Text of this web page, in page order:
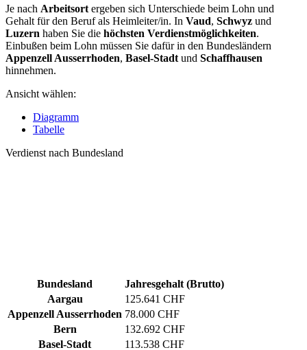
Je nach Arbeitsort ergeben sich Unterschiede beim Lohn und
Gehalt für den Beruf als Heimleiter/in. In Vaud, Schwyz und
Luzern haben Sie die höchsten Verdienstmöglichkeiten.
Einbußen beim Lohn müssen Sie dafür in den Bundesländern
Appenzell Ausserrhoden, Basel-Stadt und Schaffhausen
hinnehmen.
Ansicht wählen:
Diagramm
Tabelle
Verdienst nach Bundesland
Bundesland
Jahresgehalt (Brutto)
Aargau
125.641 CHF
Appenzell Ausserrhoden 78.000 CHF
Bern
132.692 CHF
Basel-Stadt
113.538 CHF